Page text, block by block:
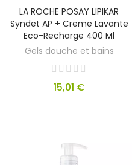
LA ROCHE POSAY LIPIKAR
Syndet AP + Creme Lavante
Eco-Recharge 400 Ml
Gels douche et bains
15,01 €